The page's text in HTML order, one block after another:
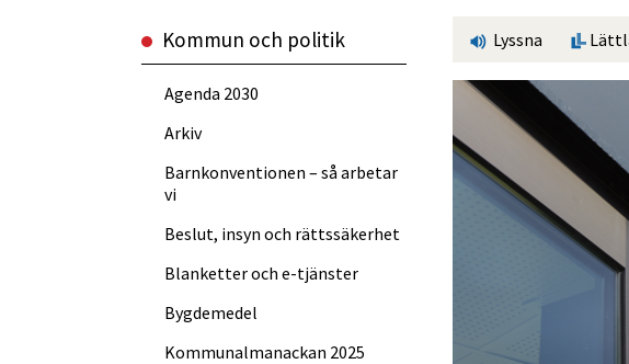
Lyssna
Kommun och politik
Agenda 2030
Arkiv
Barnkonventionen – så arbetar
vi
Beslut, insyn och rättssäkerhet
Blanketter och e-tjänster
Bygdemedel
Kommun­almanackan 2025